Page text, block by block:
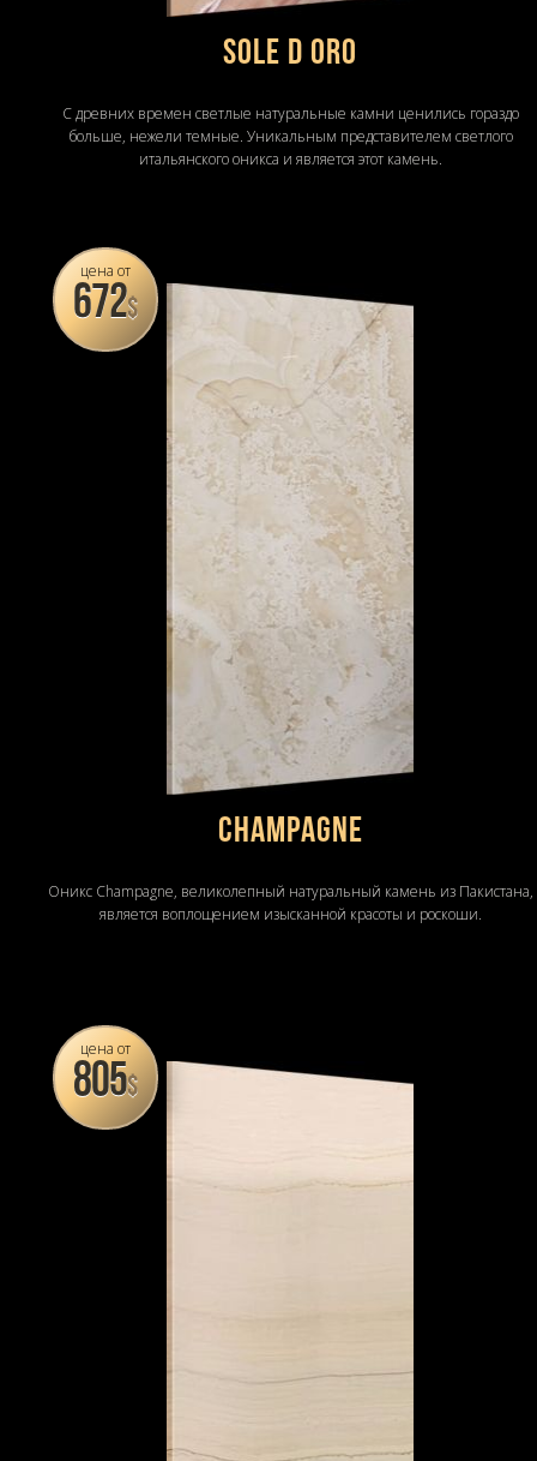
Sole D Oro
С древних времен светлые натуральные камни ценились гораздо
больше, нежели темные. Уникальным представителем светлого
итальянского оникса и является этот камень.
цена от
672$
Champagne
Оникс Champagne, великолепный натуральный камень из Пакистана,
является воплощением изысканной красоты и роскоши.
цена от
805$